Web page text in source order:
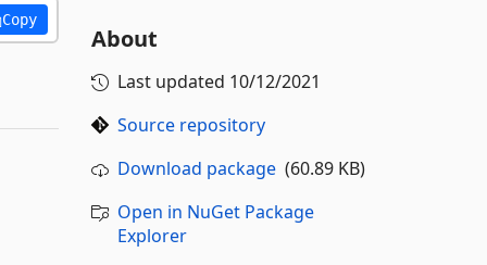
Copy
About
Last updated 10/12/2021
Source repository
Download package(60.89 KB)
Open in NuGet Package
Explorer